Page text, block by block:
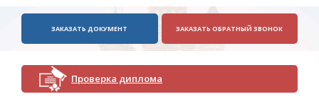
ЗАКАЗАТЬ ДОКУМЕНТ ЗАКАЗАТЬ ОБРАТНЫЙ ЗВОНОК
Проверка диплома